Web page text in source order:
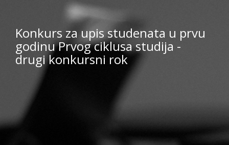
Konkurs za upis studenata u prvu
godinu Prvog ciklusa studija -
drugi konkursni rok